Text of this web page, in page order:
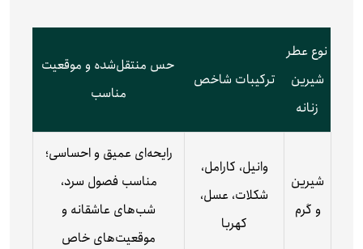
نوع عطر
شیرین
زنانه
ترکیبات شاخص
حس منتقل‌شده و موقعیت
مناسب
شیرین
و گرم
وانیل، کارامل،
شکلات، عسل،
کهربا
رایحه‌ای عمیق و احساسی؛
مناسب فصول سرد،
شب‌های عاشقانه و
موقعیت‌های خاص